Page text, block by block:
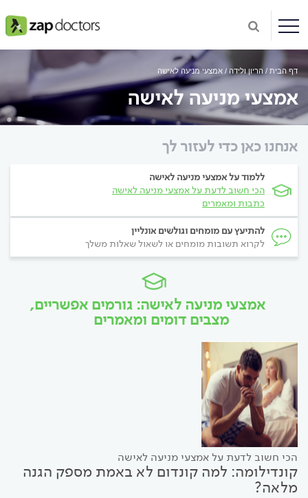
דף הבית הריון ולידה אמצעי מניעה לאישה
אמצעי מניעה לאישה
אנחנו כאן כדי לעזור לך
ללמוד על אמצעי מניעה לאישה
הכי חשוב לדעת על אמצעי מניעה לאישה
כתבות ומאמרים
להתיעץ עם מומחים וגולשים אונליין
לקרוא תשובות מומחים או לשאול שאלות משלך
אמצעי מניעה לאישה: גורמים אפשריים,
מצבים דומים ומאמרים
הכי חשוב לדעת על אמצעי מניעה לאישה
קונדילומה: למה קונדום לא באמת מספק הגנה
מלאה?